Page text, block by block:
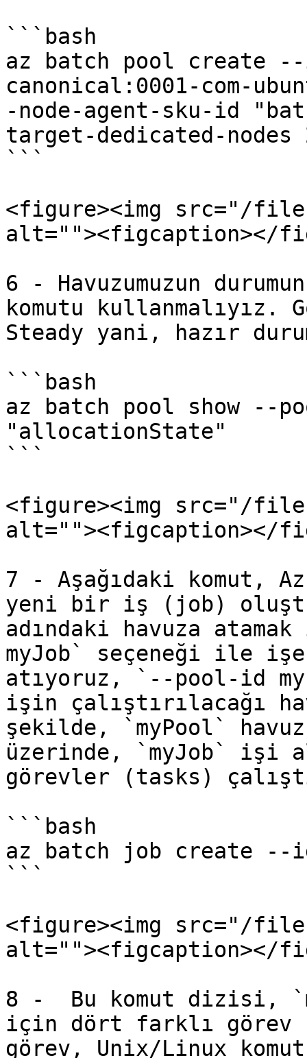
```bash
az batch pool create --
canonical:0001-com-
-node-agent-sku-id
target-dedicated-nodes
```
<figure><img src="/files/
alt=""><figcaption></
6 - Havuzumuzun
komutu kullanmalıyız.
Steady yani, hazır
```bash
az batch pool show --
"allocationState"
```
<figure><img src="/files/
alt=""><figcaption></
7 - Aşağıdaki komut,
yeni bir iş (job)
adındaki havuza
myJob` seçeneği ile
atıyoruz, `--pool-id
işin çalıştırılacağı
şekilde, `myPool`
üzerinde, `myJob` işi
görevler (tasks)
```bash
az batch job create --
```
<figure><img src="/files/
alt=""><figcaption></
8 -  Bu komut dizisi,
için dört farklı görev
görev, Unix/Linux